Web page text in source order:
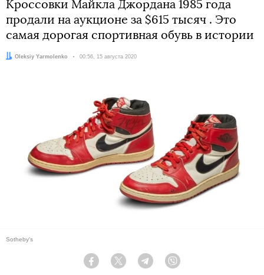
Кроссовки Майкла Джордана 1985 года
продали на аукционе за $615 тысяч . Это
самая дорогая спортивная обувь в истории
Автор:
Oleksiy Yarmolenko Дата:
00:56, 15 августа 2020
Sotheby's
Facebook Twitter Telegram